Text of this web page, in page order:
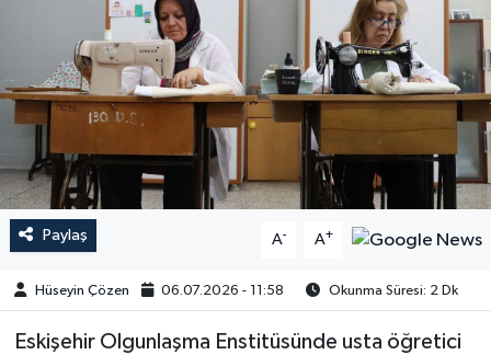
Paylaş A- A+
Hüseyin Çözen 06.07.2026 - 11:58 Okunma Süresi: 2 Dk
​​​​​​Eskişehir Olgunlaşma Enstitüsünde usta öğretici